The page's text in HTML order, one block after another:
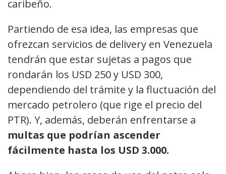
caribeño.
Partiendo de esa idea, las empresas que
ofrezcan servicios de delivery en Venezuela
tendrán que estar sujetas a pagos que
rondarán los USD 250 y USD 300,
dependiendo del trámite y la fluctuación del
mercado petrolero (que rige el precio del
PTR). Y, además, deberán enfrentarse a
multas que podrían ascender
fácilmente hasta los USD 3.000.